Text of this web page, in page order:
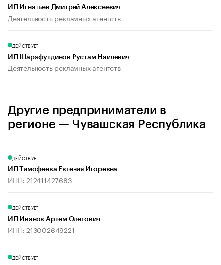
ИП Игнатьев Дмитрий Алексеевич
Деятельность рекламных агентств
ДЕЙСТВУЕТ
ИП Шарафутдинов Рустам Наилевич
Деятельность рекламных агентств
Другие предприниматели в
регионе — Чувашская Республика
ДЕЙСТВУЕТ
ИП Тимофеева Евгения Игоревна
ИНН: 212411427683
ДЕЙСТВУЕТ
ИП Иванов Артем Олегович
ИНН: 213002649221
ДЕЙСТВУЕТ